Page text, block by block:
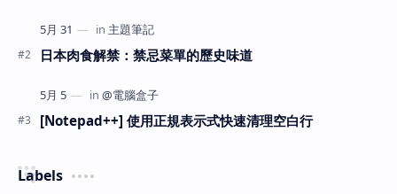
日本肉食解禁：禁忌菜單的歷史味道
[Notepad++] 使用正規表示式快速清理空白行
Labels